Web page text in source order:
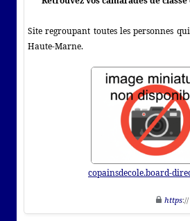
Site regroupant toutes les personnes
Haute-Marne.
copainsdecole.board-
https